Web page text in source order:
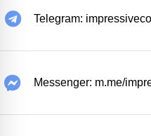
Telegram:
Messenger: m.me/